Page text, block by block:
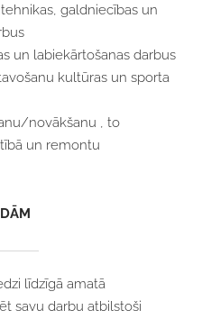
galdniecības un
un labiekārtošanas darbus
kultūras un sporta
novākšanu , to
un remontu
līdzīgā amatā
savu darbu atbilstoši